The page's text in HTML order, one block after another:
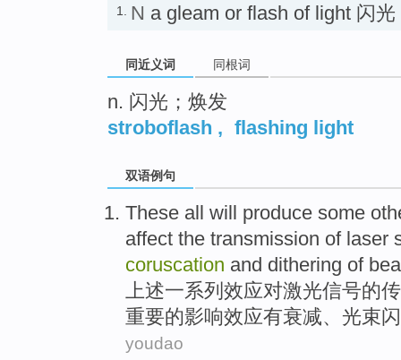
1. N a gleam or flash of light 闪光
同近义词 同根词
n. 闪光；焕发
stroboflash , flashing light
双语例句
These all will produce some
affect the transmission of laser
coruscation and dithering of
上述一系列 效应对激光信号的
重要的影响效应有衰减、 光束
youdao